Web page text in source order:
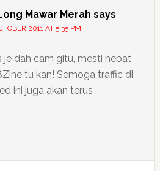
Mawar Merah says
2011 AT 5:35 PM
je dah cam gitu, mesti hebat
tu kan! Semoga traffic di
ini juga akan terus